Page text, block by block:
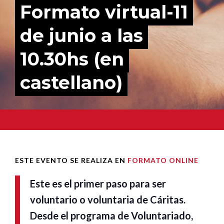
Formato virtual-11
de junio a las
10.30hs (en
castellano)
ESTE EVENTO SE REALIZA EN FORMATO ONLINE
Este es el primer paso para ser
voluntario o voluntaria de Cáritas.
Desde el programa de Voluntariado,